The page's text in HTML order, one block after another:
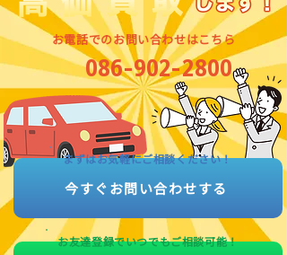
お電話でのお問い合わせはこちら
086-902-2800
今すぐお問い合わせする
まずはお気軽にご相談ください！
お友達登録でいつでもご相談可能！